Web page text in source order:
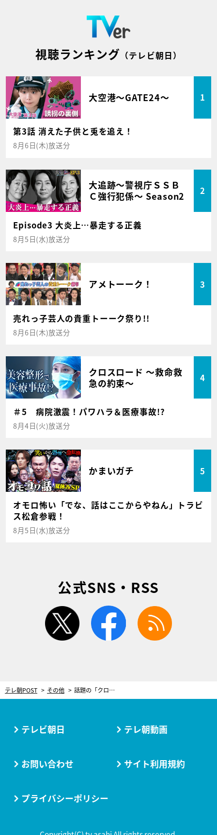
視聴ランキング （テレビ朝日）
大空港～GATE24～ 1
第3話 消えた子供と兎を追え！
8月6日(木)放送分
大追跡～警視庁ＳＳＢ
Ｃ強行犯係～ Season2
2
Episode3 大炎上…暴走する正義
8月5日(水)放送分
アメトーーク！ 3
売れっ子芸人の貴重トーーク祭り!!
8月6日(木)放送分
クロスロード ～救命救
急の約束～
4
＃5 病院激震！パワハラ＆医療事故!?
8月4日(火)放送分
かまいガチ 5
オモロ怖い「でな、話はここからやねん」トラビ
ス松倉参戦！
8月5日(水)放送分
公式SNS・RSS
twitter facebook
テレ朝POST その他 話題の「クロスフィット」！美しいデコルテをつくる自宅で可能なトレーニングとは？
テレビ朝日 テレ朝動画
お問い合わせ サイト利用規約
プライバシーポリシー